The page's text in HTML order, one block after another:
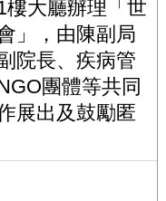
大廳辦理「世
」，由陳副局
院長、疾病管
團體等共同
展出及鼓勵匿